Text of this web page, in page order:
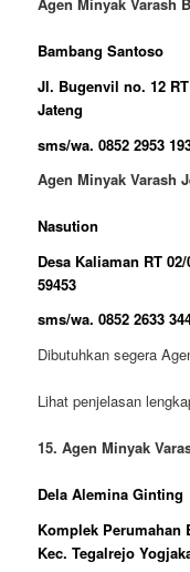
Agen Minyak Varash
Bambang Santoso
Jl. Bugenvil no. 12
Jateng
sms/wa. 0852 2953
Agen Minyak Varash
Nasution
Desa Kaliaman RT
59453
sms/wa. 0852 2633
Dibutuhkan segera
Lihat penjelasan
15. Agen Minyak
Dela Alemina Ginting
Komplek Perumahan
Kec. Tegalrejo